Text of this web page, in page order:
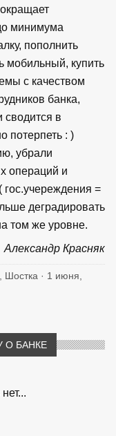
минимума
пополнить
мобильный, купить
с качеством
банка,
сводится в
потерпеть : )
убрали
операций и
гос.учереждения =
деградировать
том же уровне.
Александр Красняк
, Шостка · 1 июня,
О БАНКЕ